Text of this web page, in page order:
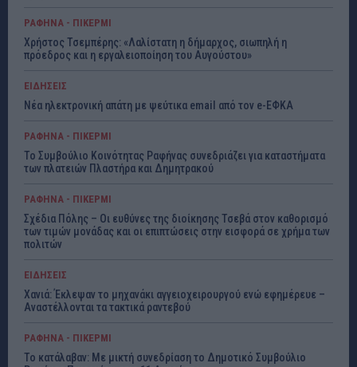
ΡΑΦΗΝΑ - ΠΙΚΕΡΜΙ
Χρήστος Τσεμπέρης: «Λαλίστατη η δήμαρχος, σιωπηλή η
πρόεδρος και η εργαλειοποίηση του Αυγούστου»
ΕΙΔΗΣΕΙΣ
Νέα ηλεκτρονική απάτη με ψεύτικα email από τον e-ΕΦΚΑ
ΡΑΦΗΝΑ - ΠΙΚΕΡΜΙ
Το Συμβούλιο Κοινότητας Ραφήνας συνεδριάζει για καταστήματα
των πλατειών Πλαστήρα και Δημητρακού
ΡΑΦΗΝΑ - ΠΙΚΕΡΜΙ
Σχέδια Πόλης – Οι ευθύνες της διοίκησης Τσεβά στον καθορισμό
των τιμών μονάδας και οι επιπτώσεις στην εισφορά σε χρήμα των
πολιτών
ΕΙΔΗΣΕΙΣ
Χανιά: Έκλεψαν το μηχανάκι αγγειοχειρουργού ενώ εφημέρευε –
Αναστέλλονται τα τακτικά ραντεβού
ΡΑΦΗΝΑ - ΠΙΚΕΡΜΙ
Το κατάλαβαν: Με μικτή συνεδρίαση το Δημοτικό Συμβούλιο